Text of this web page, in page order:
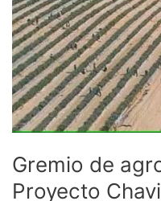
Gremio de
Proyecto
III